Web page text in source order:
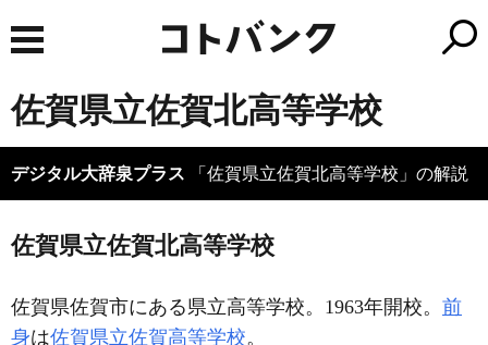
佐賀県立佐賀北高等学校
デジタル大辞泉プラス 「佐賀県立佐賀北高等学校」の解説
佐賀県立佐賀北高等学校
佐賀県佐賀市にある県立高等学校。1963年開校。 前
身は佐賀県立佐賀高等学校。